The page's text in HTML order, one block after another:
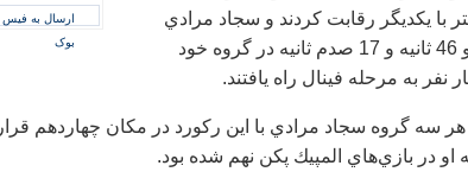
ارسال به فیس
بوک
دور نيمه نهايي 800 متر با يكديگر رقابت‌ كردند و سجاد مرادي
در حالي با زمان يك دقيقه و 46 ثانيه و 17 صدم ثانيه در گروه خود
به مرحله فينال راه يافتند.
سه گروه سجاد مرادي با اين ركورد در مكان چهاردهم قرار
در بازي‌هاي المپيك پكن نهم شده بود.